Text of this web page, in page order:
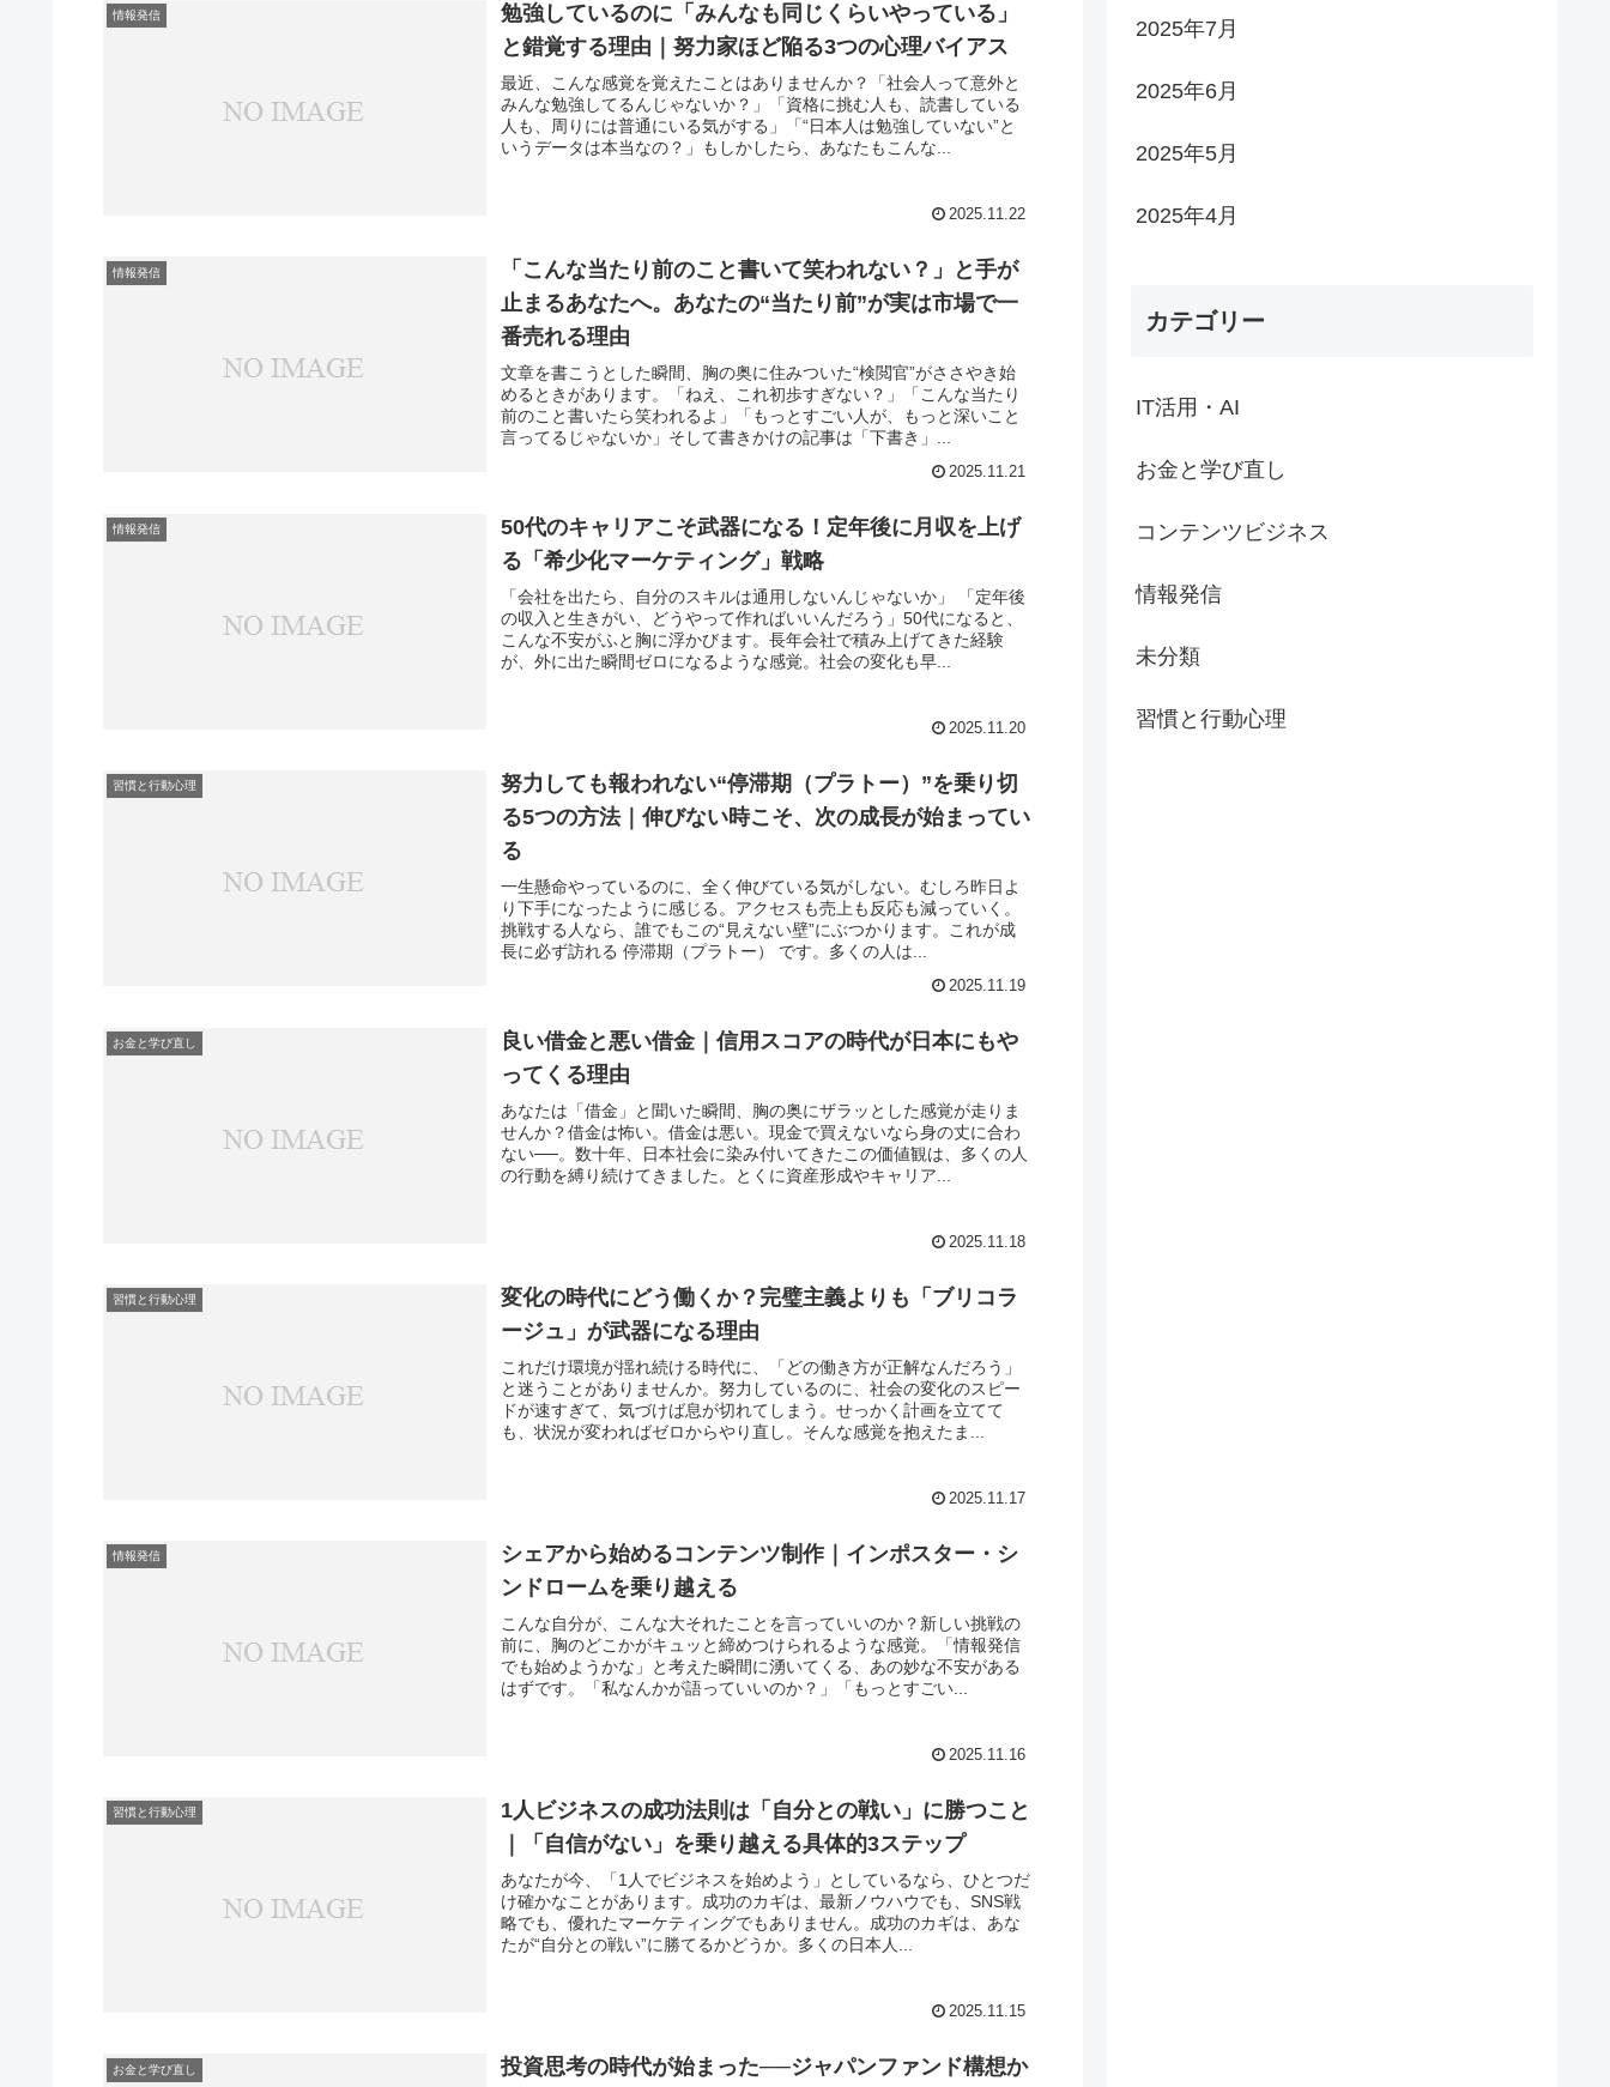
情報発信
勉強しているのに「みんなも同じくらいやっている」
と錯覚する理由｜努力家ほど陥る3つの心理バイアス
最近、こんな感覚を覚えたことはありませんか？「社会人って意外と
みんな勉強してるんじゃないか？」「資格に挑む人も、読書している
人も、周りには普通にいる気がする」「“日本人は勉強していない”と
いうデータは本当なの？」もしかしたら、あなたもこんな...
2025.11.22
情報発信
「こんな当たり前のこと書いて笑われない？」と手が
止まるあなたへ。あなたの“当たり前”が実は市場で一
番売れる理由
文章を書こうとした瞬間、胸の奥に住みついた“検閲官”がささやき始
めるときがあります。「ねえ、これ初歩すぎない？」「こんな当たり
前のこと書いたら笑われるよ」「もっとすごい人が、もっと深いこと
言ってるじゃないか」そして書きかけの記事は「下書き」...
2025.11.21
情報発信
50代のキャリアこそ武器になる！定年後に月収を上げ
る「希少化マーケティング」戦略
「会社を出たら、自分のスキルは通用しないんじゃないか」 「定年後
の収入と生きがい、どうやって作ればいいんだろう」50代になると、
こんな不安がふと胸に浮かびます。長年会社で積み上げてきた経験
が、外に出た瞬間ゼロになるような感覚。社会の変化も早...
2025.11.20
習慣と行動心理
努力しても報われない“停滞期（プラトー）”を乗り切
る5つの方法｜伸びない時こそ、次の成長が始まってい
る
一生懸命やっているのに、全く伸びている気がしない。むしろ昨日よ
り下手になったように感じる。アクセスも売上も反応も減っていく。
挑戦する人なら、誰でもこの“見えない壁”にぶつかります。これが成
長に必ず訪れる 停滞期（プラトー） です。多くの人は...
2025.11.19
お金と学び直し
良い借金と悪い借金｜信用スコアの時代が日本にもや
ってくる理由
あなたは「借金」と聞いた瞬間、胸の奥にザラッとした感覚が走りま
せんか？借金は怖い。借金は悪い。現金で買えないなら身の丈に合わ
ない──。数十年、日本社会に染み付いてきたこの価値観は、多くの人
の行動を縛り続けてきました。とくに資産形成やキャリア...
2025.11.18
習慣と行動心理
変化の時代にどう働くか？完璧主義よりも「ブリコラ
ージュ」が武器になる理由
これだけ環境が揺れ続ける時代に、「どの働き方が正解なんだろう」
と迷うことがありませんか。努力しているのに、社会の変化のスピー
ドが速すぎて、気づけば息が切れてしまう。せっかく計画を立てて
も、状況が変わればゼロからやり直し。そんな感覚を抱えたま...
2025.11.17
情報発信
シェアから始めるコンテンツ制作｜インポスター・シ
ンドロームを乗り越える
こんな自分が、こんな大それたことを言っていいのか？新しい挑戦の
前に、胸のどこかがキュッと締めつけられるような感覚。「情報発信
でも始めようかな」と考えた瞬間に湧いてくる、あの妙な不安がある
はずです。「私なんかが語っていいのか？」「もっとすごい...
2025.11.16
習慣と行動心理
1人ビジネスの成功法則は「自分との戦い」に勝つこと
｜「自信がない」を乗り越える具体的3ステップ
あなたが今、「1人でビジネスを始めよう」としているなら、ひとつだ
け確かなことがあります。成功のカギは、最新ノウハウでも、SNS戦
略でも、優れたマーケティングでもありません。成功のカギは、あな
たが“自分との戦い”に勝てるかどうか。多くの日本人...
2025.11.15
お金と学び直し 投資思考の時代が始まった──ジャパンファンド構想か
2025年7月
2025年6月
2025年5月
2025年4月
カテゴリー
IT活用・AI
お金と学び直し
コンテンツビジネス
情報発信
未分類
習慣と行動心理